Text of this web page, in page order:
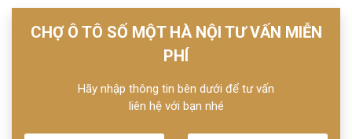
CHỢ Ô TÔ SỐ MỘT HÀ NỘI TƯ VẤN MIỄN
PHÍ
Hãy nhập thông tin bên dưới để tư vấn
liên hệ với bạn nhé